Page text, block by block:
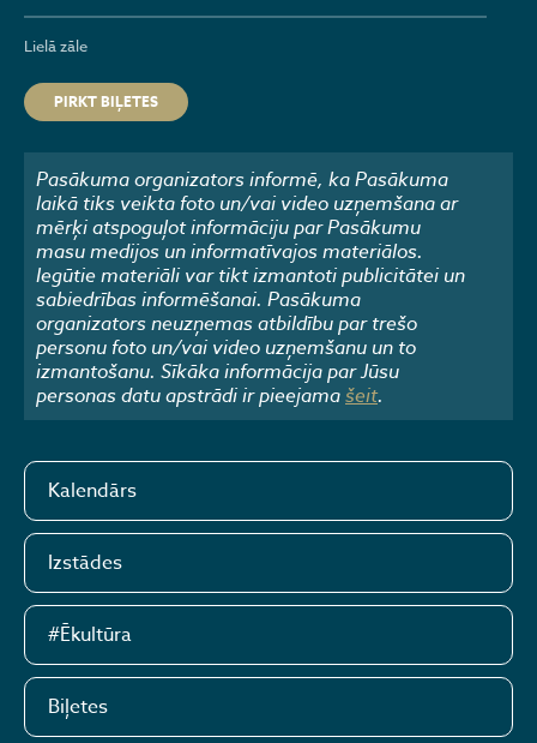
Lielā zāle
PIRKT BIĻETES
Pasākuma organizators informē, ka Pasākuma
laikā tiks veikta foto un/vai video uzņemšana ar
mērķi atspoguļot informāciju par Pasākumu
masu medijos un informatīvajos materiālos.
Iegūtie materiāli var tikt izmantoti publicitātei un
sabiedrības informēšanai. Pasākuma
organizators neuzņemas atbildību par trešo
personu foto un/vai video uzņemšanu un to
izmantošanu. Sīkāka informācija par Jūsu
personas datu apstrādi ir pieejamašeit.
Kalendārs
Izstādes
#Ēkultūra
Biļetes